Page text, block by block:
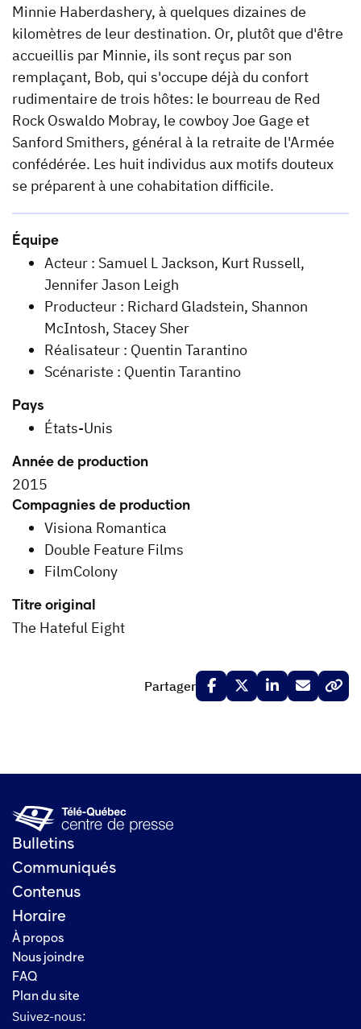
Minnie Haberdashery, à quelques dizaines de
kilomètres de leur destination. Or, plutôt que d'être
accueillis par Minnie, ils sont reçus par son
remplaçant, Bob, qui s'occupe déjà du confort
rudimentaire de trois hôtes: le bourreau de Red
Rock Oswaldo Mobray, le cowboy Joe Gage et
Sanford Smithers, général à la retraite de l'Armée
confédérée. Les huit individus aux motifs douteux
se préparent à une cohabitation difficile.
Équipe
Acteur : Samuel L Jackson, Kurt Russell,
Jennifer Jason Leigh
Producteur : Richard Gladstein, Shannon
McIntosh, Stacey Sher
Réalisateur : Quentin Tarantino
Scénariste : Quentin Tarantino
Pays
États-Unis
Année de production
2015
Compagnies de production
Visiona Romantica
Double Feature Films
FilmColony
Titre original
The Hateful Eight
Partager
Bulletins
Communiqués
Contenus
Horaire
À propos
Nous joindre
FAQ
Plan du site
Suivez-nous: